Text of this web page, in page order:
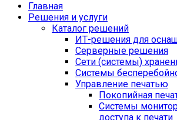
Главная
Решения и услуги
Каталог решений
ИТ-решения для
Серверные решения
Сети (системы)
Системы
Управление печатью
Покопийная
Системы
доступа к печати